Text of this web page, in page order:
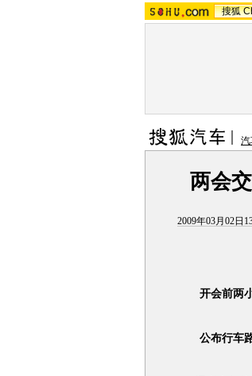
搜狐
汽
两会
2009年03月02日
开会前两小
公布行车